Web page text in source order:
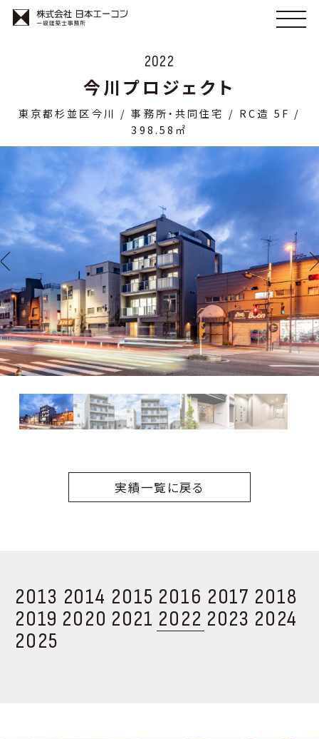
2022
今川プロジェクト
東京都杉並区今川 / 事務所・共同住宅 / RC造 5F /
398.58㎡
実績一覧に戻る
2013 2014 2015 2016 2017 2018
2019 2020 2021 2022 2023 2024
2025